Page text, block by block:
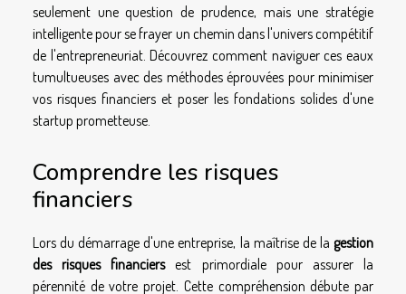
seulement une question de prudence, mais une stratégie
intelligente pour se frayer un chemin dans l'univers compétitif
de l'entrepreneuriat. Découvrez comment naviguer ces eaux
tumultueuses avec des méthodes éprouvées pour minimiser
vos risques financiers et poser les fondations solides d'une
startup prometteuse.
Comprendre les risques
financiers
Lors du démarrage d'une entreprise, la maîtrise de la gestion
des risques financiersest primordiale pour assurer la
pérennité de votre projet. Cette compréhension débute par